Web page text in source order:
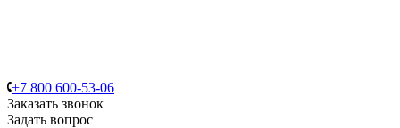
+7 800 600-53-06
Заказать звонок
Задать вопрос